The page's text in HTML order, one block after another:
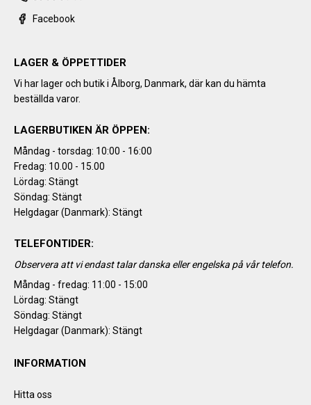
Facebook
LAGER & ÖPPETTIDER
Vi har lager och butik i Ålborg, Danmark, där kan du hämta
beställda varor.
LAGERBUTIKEN ÄR ÖPPEN:
Måndag - torsdag: 10:00 - 16:00
Fredag: 10.00 - 15.00
Lördag: Stängt
Söndag: Stängt
Helgdagar (Danmark): Stängt
TELEFONTIDER:
Observera att vi endast talar danska eller engelska på vår telefon.
Måndag - fredag: 11:00 - 15:00
Lördag: Stängt
Söndag: Stängt
Helgdagar (Danmark): Stängt
INFORMATION
Hitta oss